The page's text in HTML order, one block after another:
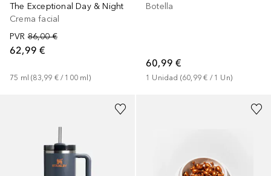
The Exceptional Day & Night
Crema facial
PVR 86,00 €
62,99 €
75 ml (83,99 € / 100 ml )
Botella
60,99 €
1 Unidad (60,99 € / 1 Un)
+8 Patrocinado Patrocinado